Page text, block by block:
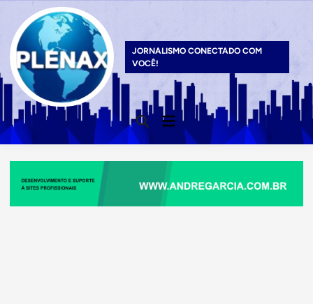
content
JORNALISMO CONECTADO COM
VOCÊ!
Open
Search
Main
Menu